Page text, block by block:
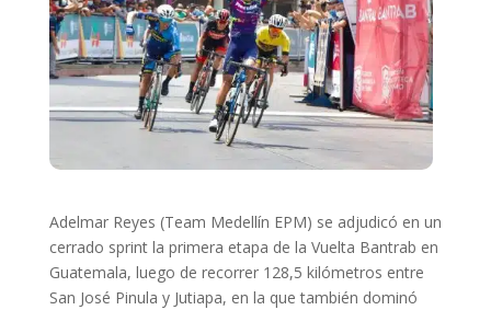
Adelmar Reyes (Team Medellín EPM) se adjudicó en un
cerrado sprint la primera etapa de la Vuelta Bantrab en
Guatemala, luego de recorrer 128,5 kilómetros entre
San José Pinula y Jutiapa, en la que también dominó